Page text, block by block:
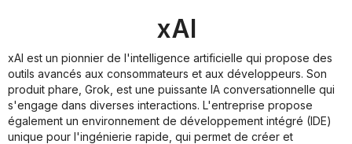
xAI
xAI est un pionnier de l'intelligence artificielle qui propose des
outils avancés aux consommateurs et aux développeurs. Son
produit phare, Grok, est une puissante IA conversationnelle qui
s'engage dans diverses interactions. L'entreprise propose
également un environnement de développement intégré (IDE)
unique pour l'ingénierie rapide, qui permet de créer et